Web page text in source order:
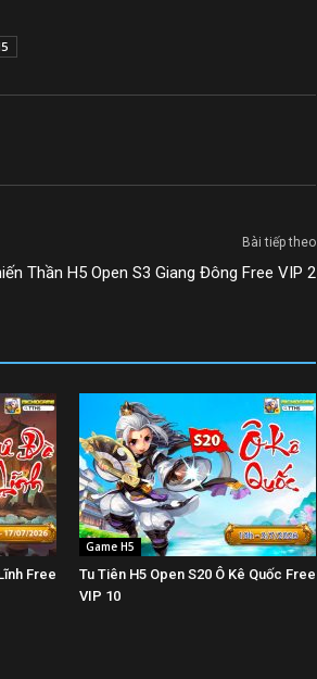
Bài tiếp theo
Thần H5 Open S3 Giang Đông Free VIP 2
Free
Game H5
Tu Tiên H5 Open S20 Ô Kê Quốc Free
VIP 10